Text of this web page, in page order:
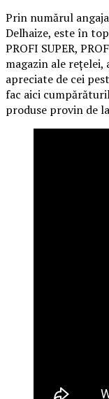
Prin numărul
Delhaize, este în
PROFI SUPER,
magazin ale rețelei,
apreciate de cei
fac aici
produse provin de